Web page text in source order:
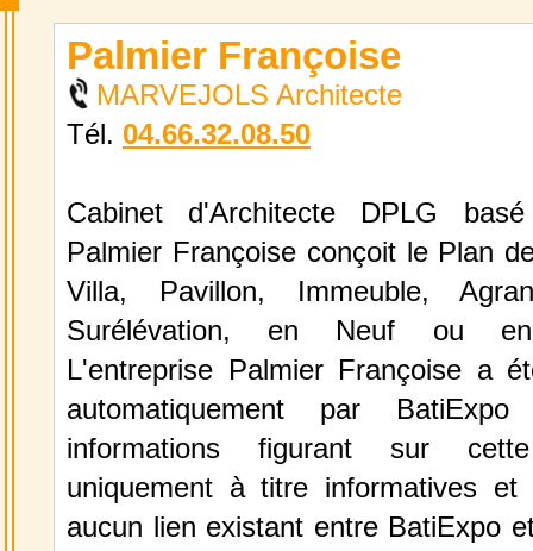
Palmier Françoise
MARVEJOLS Architecte
Tél. 04.66.32.08.50
Cabinet d'Architecte DPLG
Palmier Françoise conçoit le Plan
Villa, Pavillon, Immeuble,
Surélévation, en Neuf ou en
L'entreprise Palmier Françoise a
automatiquement par
informations figurant sur
uniquement à titre informatives et
aucun lien existant entre BatiExpo